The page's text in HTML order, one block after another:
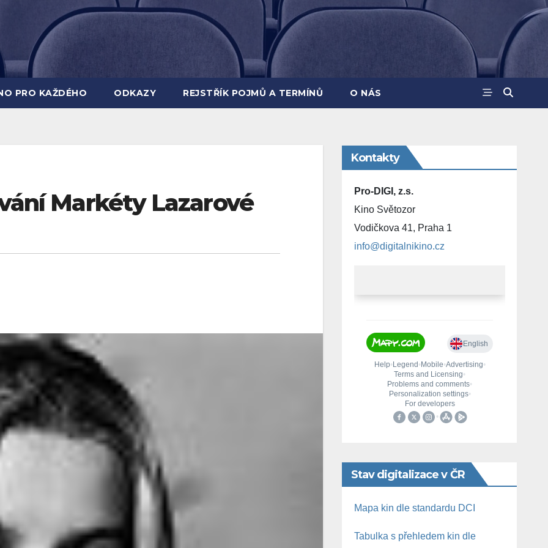
PRO KAŽDÉHO ODKAZY REJSTŘÍK POJMŮ A TERMÍNŮ O NÁS
Markéty Lazarové
Kontakty
Pro-DIGI, z.s.
Kino Světozor
Vodičkova 41, Praha 1
info@digitalnikino.cz
Stav digitalizace v ČR
Mapa kin dle standardu DCI
Tabulka s přehledem kin dle